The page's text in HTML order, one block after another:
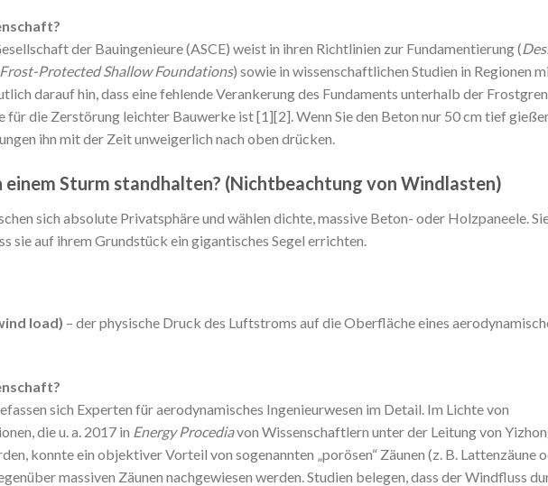
der Bauingenieure (ASCE) weist in ihren Richtlinien zur Fundamentierung (
Protected Shallow Foundations) sowie in wissenschaftlichen Studien in Regionen
darauf hin, dass eine fehlende Verankerung des Fundaments unterhalb der
für die Zerstörung leichter Bauwerke ist [1][2]. Wenn Sie den Beton nur 50 cm tief
ihn mit der Zeit unweigerlich nach oben drücken.
einem Sturm standhalten? (Nichtbeachtung von Windlasten)
sich absolute Privatsphäre und wählen dichte, massive Beton- oder Holzpaneele.
sie auf ihrem Grundstück ein gigantisches Segel errichten.
load) – der physische Druck des Luftstroms auf die Oberfläche eines
sich Experten für aerodynamisches Ingenieurwesen im Detail. Im Lichte von
die u. a. 2017 in Energy Procediavon Wissenschaftlern unter der Leitung von
konnte ein objektiver Vorteil von sogenannten „porösen“ Zäunen (z. B. Lattenzäune
massiven Zäunen nachgewiesen werden. Studien belegen, dass der Windfluss